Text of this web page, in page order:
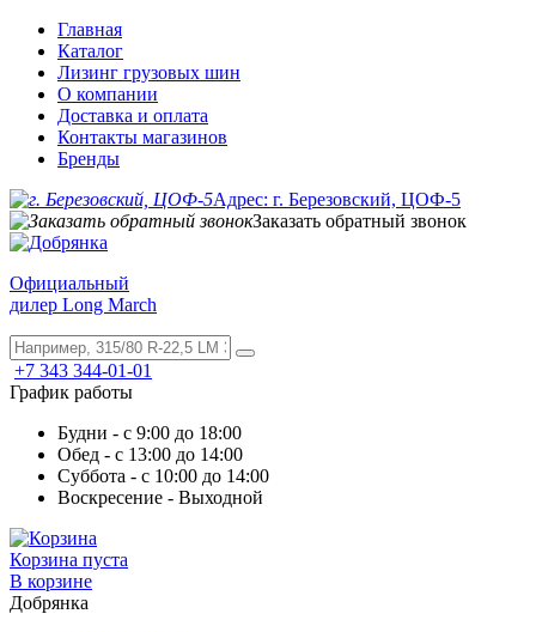
Главная
Каталог
Лизинг грузовых шин
О компании
Доставка и оплата
Контакты магазинов
Бренды
Адрес: г. Березовский, ЦОФ-5
Заказать обратный звонок
Официальный
дилер Long March
+7 343 344-01-01
График работы
Будни - с 9:00 до 18:00
Обед - с 13:00 до 14:00
Суббота - с 10:00 до 14:00
Воскресение - Выходной
Корзина пуста
В корзине
Добрянка